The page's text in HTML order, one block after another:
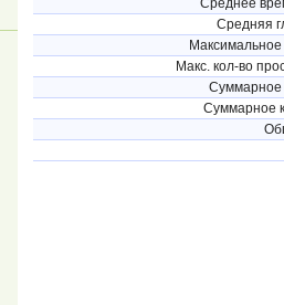
Среднее
Средняя
Максимальное
Макс. кол-во
Суммарное
Суммарное